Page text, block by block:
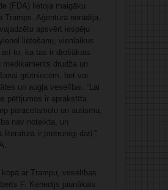
(FDA) lietoja maigāku
Tramps. Aģentūra norādīja,
apsvērt iespēju
lietošanu, vienlaikus
arī to, ka tas ir drošākais
medikaments drudža un
grūtniecēm, bet var
un augļa veselībai. “Lai
pētījumos ir aprakstīta
paracetamolu un autismu,
nav noteikta, un
literatūrā ir pretrunīgi dati,”
kopā ar Trampu, veselības
F. Kenedijs jaunākais